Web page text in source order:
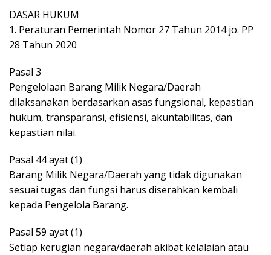
DASAR HUKUM
1. Peraturan Pemerintah Nomor 27 Tahun 2014 jo. PP
28 Tahun 2020
Pasal 3
Pengelolaan Barang Milik Negara/Daerah
dilaksanakan berdasarkan asas fungsional, kepastian
hukum, transparansi, efisiensi, akuntabilitas, dan
kepastian nilai.
Pasal 44 ayat (1)
Barang Milik Negara/Daerah yang tidak digunakan
sesuai tugas dan fungsi harus diserahkan kembali
kepada Pengelola Barang.
Pasal 59 ayat (1)
Setiap kerugian negara/daerah akibat kelalaian atau